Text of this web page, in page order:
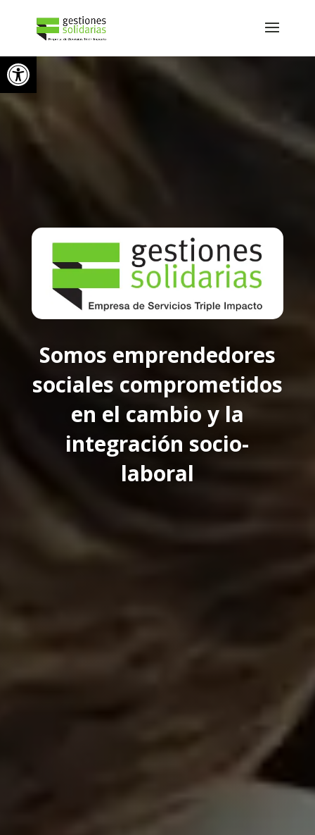
Abrir barra de herramientas
Somos emprendedores
sociales comprometidos
en el cambio y la
integración socio-
laboral